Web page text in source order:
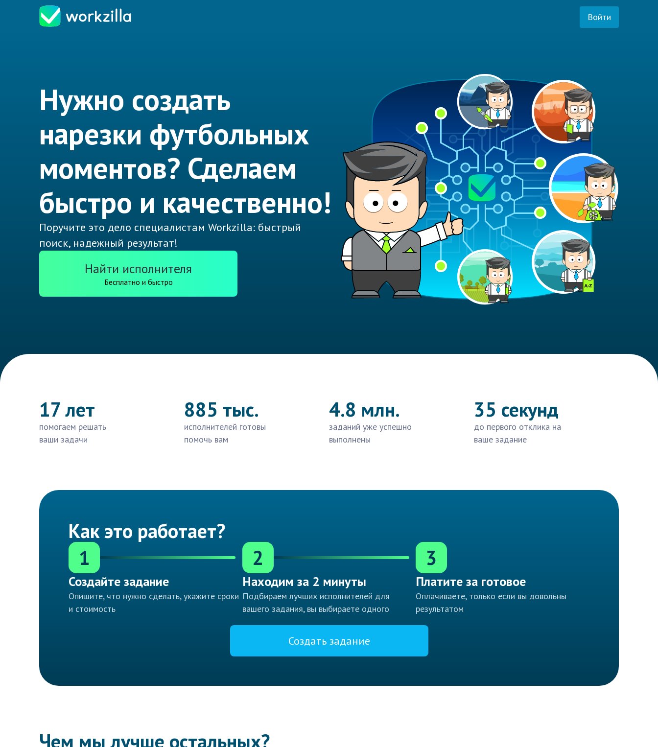
Войти
Нужно создать
нарезки футбольных
моментов? Сделаем
быстро и качественно!
Поручите это дело специалистам Workzilla: быстрый
поиск, надежный результат!
Найти исполнителя
Бесплатно и быстро
17 лет
помогаем решать
ваши задачи
885 тыс.
исполнителей готовы
помочь вам
4.8 млн.
заданий уже успешно
выполнены
35 секунд
до первого отклика на
ваше задание
Как это работает?
1
Создайте задание
Опишите, что нужно сделать, укажите сроки
и стоимость
2
Находим за 2 минуты
Подбираем лучших исполнителей для
вашего задания, вы выбираете одного
3
Платите за готовое
Оплачиваете, только если вы довольны
результатом
Создать задание
Чем мы лучше остальных?